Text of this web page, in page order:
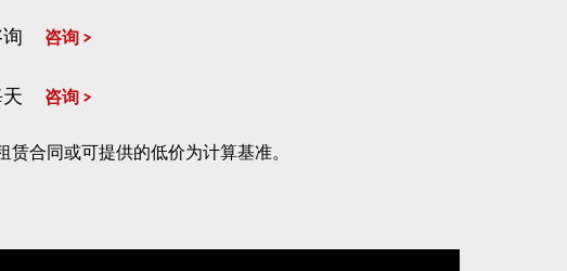
咨询
咨询
合同或可提供的低价为计算基准。